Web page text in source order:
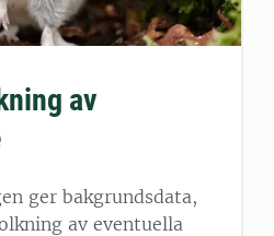
av
ger bakgrundsdata,
av eventuella